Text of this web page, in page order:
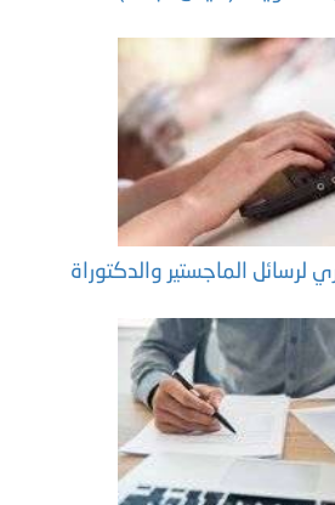
لرسائل الماجستير والدكتوراة